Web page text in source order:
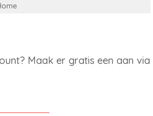
Maak er gratis een aan via